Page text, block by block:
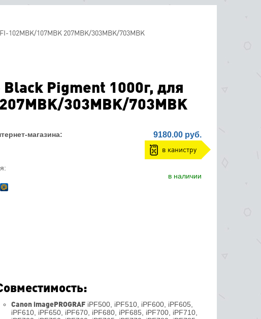
102MBK/107MBK 207MBK/303MBK/703MBK
Pigment 1000г, для
303MBK/703MBK
магазина: 9180.00 руб.
в канистру
в наличии
Canon imagePROGRAF iPF500, iPF510, iPF600, iPF605,
iPF610, iPF650, iPF670, iPF680, iPF685, iPF700, iPF710,